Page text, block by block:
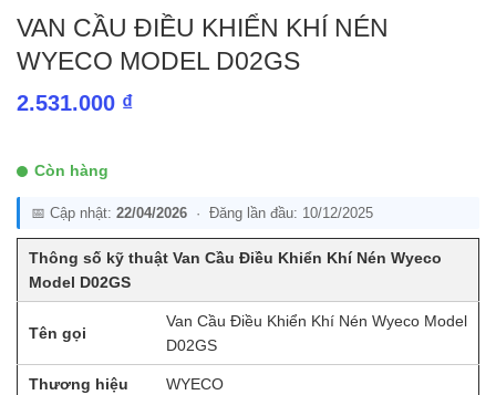
VAN CẦU ĐIỀU KHIỂN KHÍ NÉN
WYECO MODEL D02GS
2.531.000 ₫
Còn hàng
📅 Cập nhật: 22/04/2026 · Đăng lần đầu: 10/12/2025
Thông số kỹ thuật Van Cầu Điều Khiển Khí Nén Wyeco
Model D02GS
Tên gọi
Van Cầu Điều Khiển Khí Nén Wyeco Model
D02GS
Thương hiệu WYECO